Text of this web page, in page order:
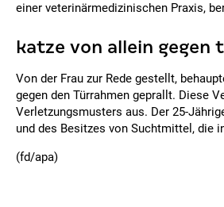
einer veterinärmedizinischen Praxis,
katze von allein gegen
Von der Frau zur Rede gestellt,
gegen den Türrahmen geprallt. Diese
Verletzungsmusters aus. Der 25-
und des Besitzes von Suchtmittel, die
(fd/apa)